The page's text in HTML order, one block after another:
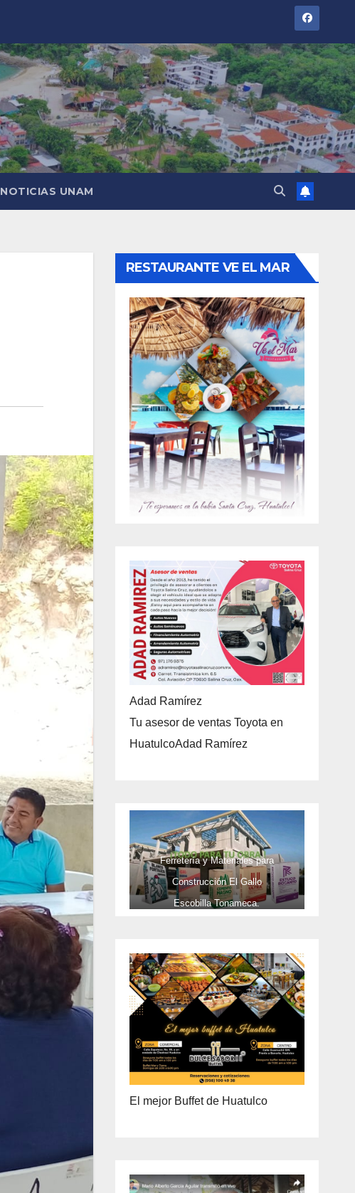
NOTICIAS UNAM
RESTAURANTE VE EL MAR
Adad Ramírez
Tu asesor de ventas Toyota en
HuatulcoAdad Ramírez
Ferretería y Materiales para
Construcción El Gallo
Escobilla Tonameca.
ENTREGA A DOMICILIO
PRECIO ESPECIAL DE MAYOREO
El mejor Buffet de Huatulco